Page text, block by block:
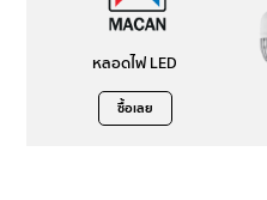
หลอดไฟ LED
ซื้อเลย